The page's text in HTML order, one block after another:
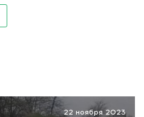
22 ноября 2023